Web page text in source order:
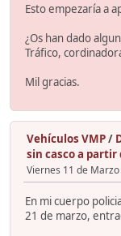
Esto empezaría a
¿Os han dado
Tráfico,
Mil gracias.
Vehículos VMP/
sin casco a partir
Viernes 11 de
En mi cuerpo
21 de marzo,